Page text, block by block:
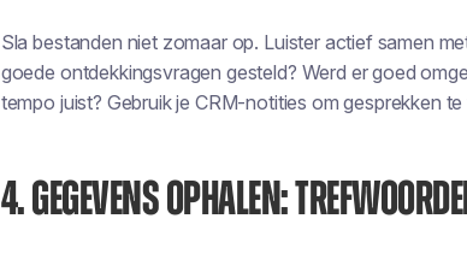
Sla bestanden niet zomaar op. Luister actief samen
goede ontdekkingsvragen gesteld? Werd er goed
tempo juist? Gebruik je CRM-notities om gesprekken
4. GEGEVENS OPHALEN: